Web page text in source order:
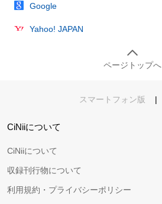
Google
Yahoo! JAPAN
ページトップへ
スマートフォン版 |
CiNiiについて
CiNiiについて
収録刊行物について
利用規約・プライバシーポリシー